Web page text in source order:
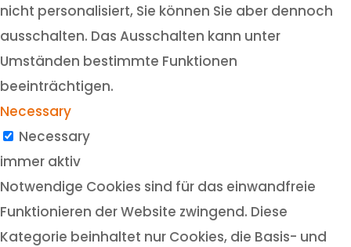
nicht personalisiert, Sie können Sie aber dennoch
ausschalten. Das Ausschalten kann unter
Umständen bestimmte Funktionen
beeinträchtigen.
Necessary
Necessary
immer aktiv
Notwendige Cookies sind für das einwandfreie
Funktionieren der Website zwingend. Diese
Kategorie beinhaltet nur Cookies, die Basis- und